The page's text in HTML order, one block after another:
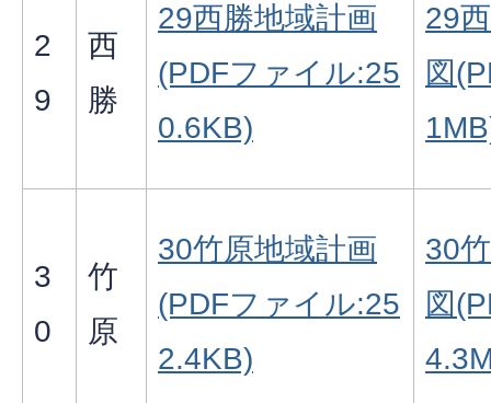
2
9
西
勝
29西勝地域計画
(PDFファイル:25
0.6KB)
29
図
3
0
竹
原
30竹原地域計画
(PDFファイル:25
2.4KB)
30
図